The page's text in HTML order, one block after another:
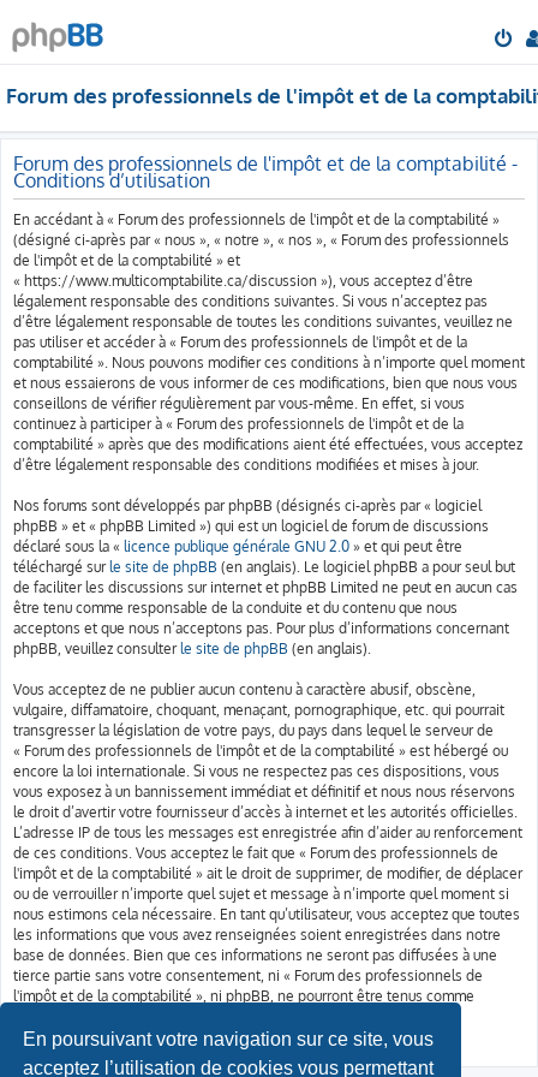
En poursuivant votre navigation sur ce site, vous
acceptez l’utilisation de cookies vous permettant
Forum des professionnels de l'impôt et de la
Forum des professionnels de l'impôt et de la comptabilité -
Conditions d’utilisation
En accédant à « Forum des professionnels de l'impôt et de la comptabilité »
(désigné ci-après par « nous », « notre », « nos », « Forum des professionnels
de l'impôt et de la comptabilité » et
« https://www.multicomptabilite.ca/discussion »), vous acceptez d’être
légalement responsable des conditions suivantes. Si vous n’acceptez pas
d’être légalement responsable de toutes les conditions suivantes, veuillez ne
pas utiliser et accéder à « Forum des professionnels de l'impôt et de la
comptabilité ». Nous pouvons modifier ces conditions à n’importe quel moment
et nous essaierons de vous informer de ces modifications, bien que nous vous
conseillons de vérifier régulièrement par vous-même. En effet, si vous
continuez à participer à « Forum des professionnels de l'impôt et de la
comptabilité » après que des modifications aient été effectuées, vous acceptez
d’être légalement responsable des conditions modifiées et mises à jour.
Nos forums sont développés par phpBB (désignés ci-après par « logiciel
phpBB » et « phpBB Limited ») qui est un logiciel de forum de discussions
déclaré sous la « licence publique générale GNU 2.0 » et qui peut être
téléchargé surle site de phpBB (en anglais). Le logiciel phpBB a pour seul but
de faciliter les discussions sur internet et phpBB Limited ne peut en aucun cas
être tenu comme responsable de la conduite et du contenu que nous
acceptons et que nous n’acceptons pas. Pour plus d’informations concernant
phpBB, veuillez consulterle site de phpBB (en anglais).
Vous acceptez de ne publier aucun contenu à caractère abusif, obscène,
vulgaire, diffamatoire, choquant, menaçant, pornographique, etc. qui pourrait
transgresser la législation de votre pays, du pays dans lequel le serveur de
« Forum des professionnels de l'impôt et de la comptabilité » est hébergé ou
encore la loi internationale. Si vous ne respectez pas ces dispositions, vous
vous exposez à un bannissement immédiat et définitif et nous nous réservons
le droit d’avertir votre fournisseur d’accès à internet et les autorités officielles.
L’adresse IP de tous les messages est enregistrée afin d’aider au renforcement
de ces conditions. Vous acceptez le fait que « Forum des professionnels de
l'impôt et de la comptabilité » ait le droit de supprimer, de modifier, de déplacer
ou de verrouiller n’importe quel sujet et message à n’importe quel moment si
nous estimons cela nécessaire. En tant qu’utilisateur, vous acceptez que toutes
les informations que vous avez renseignées soient enregistrées dans notre
base de données. Bien que ces informations ne seront pas diffusées à une
tierce partie sans votre consentement, ni « Forum des professionnels de
l'impôt et de la comptabilité », ni phpBB, ne pourront être tenus comme
compromettre vos données.